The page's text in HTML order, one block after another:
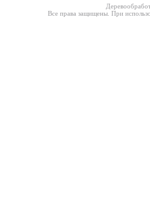
Все права защищены. При